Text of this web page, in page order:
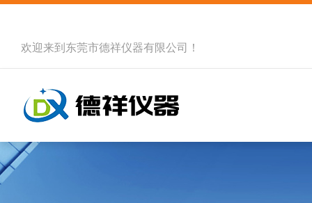
欢迎来到 东莞市德祥仪器有限公司 ！